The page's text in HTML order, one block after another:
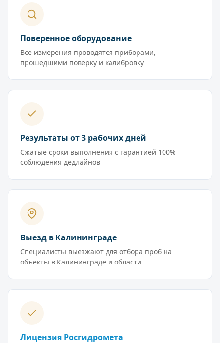
Поверенное оборудование
Все измерения проводятся приборами,
прошедшими поверку и калибровку
Результаты от 3 рабочих дней
Сжатые сроки выполнения с гарантией 100%
соблюдения дедлайнов
Выезд в Калининграде
Специалисты выезжают для отбора проб на
объекты в Калининграде и области
Лицензия Росгидромета